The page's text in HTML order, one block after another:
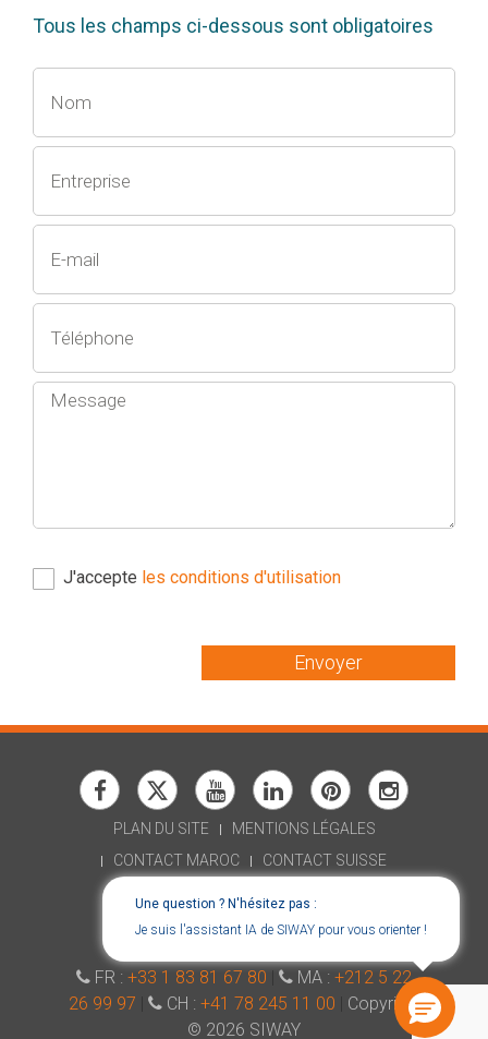
Tous les champs ci-dessous sont obligatoires
J'accepte les conditions d'utilisation
Envoyer
Une question ? N'hésitez pas :
Je suis l'assistant IA de SIWAY pour vous orienter !
PLAN DU SITE
MENTIONS LÉGALES
CONTACT MAROC
CONTACT SUISSE
DÉCLARATION D'ACCESSIBILITÉ
FR : +33 1 83 81 67 80 | MA : +212 5 22
26 99 97
CH : +41 78 245 11 00
Copyright
© 2026 SIWAY